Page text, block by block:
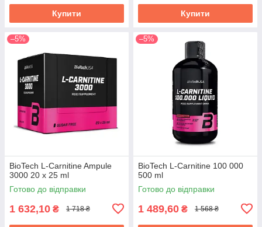
Купити Купити
–5%
BioTech L-Carnitine Ampule
3000 20 x 25 ml
Готово до відправки
1 632,10 ₴ 1 718 ₴
–5%
BioTech L-Carnitine 100 000
500 ml
Готово до відправки
1 489,60 ₴ 1 568 ₴